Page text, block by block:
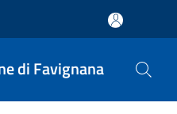
di Favignana